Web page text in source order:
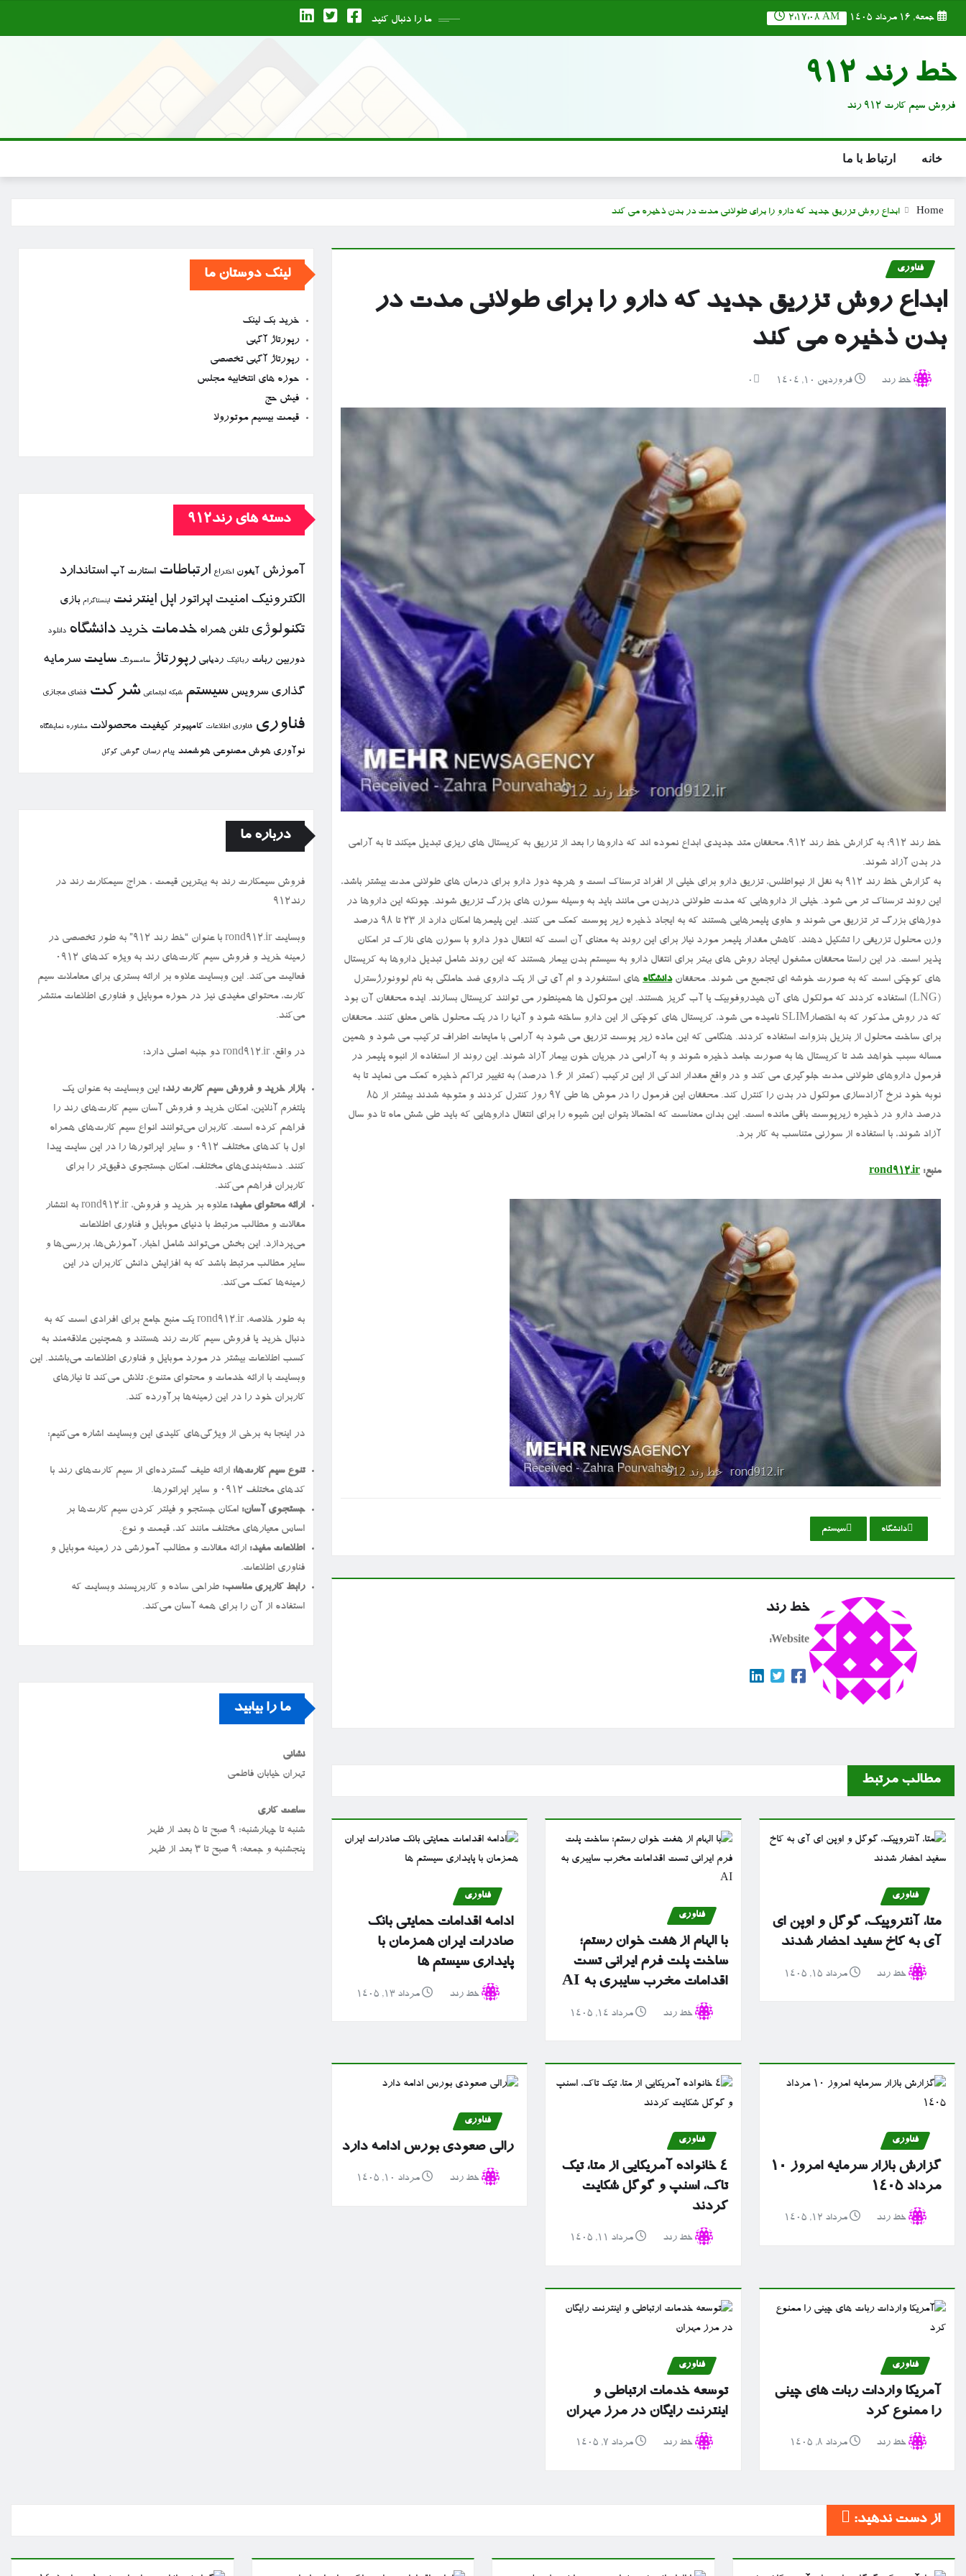
جمعه, ۱۶ مرداد ۱۴۰۵ 2:17:09 AM ما را دنبال کنید
خط رند 912
فروش سیم کارت 912 رند
خانه ارتباط با ما
Home ابداع روش تزریق جدید که دارو را برای طولانی مدت در بدن ذخیره می کند
فناوری
ابداع روش تزریق جدید که دارو را برای طولانی مدت در
بدن ذخیره می کند
خط رند فروردین ۱۰, ۱۴۰۴ 0
خط رند ۹۱۲: به گزارش خط رند ۹۱۲، محققان متد جدیدی ابداع نموده اند که داروها را بعد از تزریق به کریستال های ریزی تبدیل میکند تا به آرامی
در بدن آزاد شوند.
به گزارش خط رند ۹۱۲ به نقل از نیواطلس، تزریق دارو برای خیلی از افراد ترسناک است و هرچه دوز دارو برای درمان های طولانی مدت بیشتر باشد،
این روند ترسناک تر می شود. خیلی از داروهایی که مدت طولانی دربدن می مانند باید به وسیله سوزن های بزرگ تزریق شوند. چونکه این داروها در
دوزهای بزرگ تر تزریق می شوند و حاوی پلیمرهایی هستند که به ایجاد ذخیره زیر پوست کمک می کنند. این پلیمرها امکان دارد از ۲۳ تا ۹۸ درصد
وزن محلول تزریقی را تشکیل دهند. کاهش مقدار پلیمر مورد نیاز برای این روند به معنای آن است که انتقال دوز دارو با سوزن های نازک تر امکان
پذیر است. در این راستا محققان مشغول ایجاد روش های بهتر برای انتقال دارو به سیستم بدن بیمار هستند که این روند شامل تبدیل داروها به کریستال
های کوچکی است که به صورت خوشه ای تجمیع می شوند. محققاندانشگاه های استنفورد و ام آی تی از یک داروی ضد حاملگی به نام لوونورژسترل
(LNG) استفاده کردند که مولکول های آن هیدروفوبیک یا آب گریز هستند. این مولکول ها همینطور می توانند کریستال بسازند. ایده محققان آن بود
که در روش مذکور که به اختصارSLIM نامیده می شود، کریستال های کوچکی از این دارو ساخته شود و آنها را در یک محلول خاص معلق کنند. محققان
برای ساخت محلول از بنزیل بنزوات استفاده کردند. هنگامی که این ماده زیر پوست تزریق می شود به آرامی با مایعات اطراف ترکیب می شود و همین
مساله سبب خواهد شد تا کریستال ها به صورت جامد ذخیره شوند و به آرامی در جریان خون بیمار آزاد شوند. این روند از استفاده از انبوه پلیمر در
فرمول داروهای طولانی مدت جلوگیری می کند و در واقع مقدار اندکی از این ترکیب (کمتر از ۱.۶ درصد) به تغییر تراکم ذخیره کمک می نماید تا به
نوبه خود نرخ آزادسازی مولکول در بدن را کنترل کند. محققان این فرمول را در موش ها طی ۹۷ روز کنترل کردند و متوجه شدند بیشتر از ۸۵
درصد دارو در ذخیره زیرپوست باقی مانده است. این بدان معناست که احتمالا بتوان این شیوه را برای انتقال داروهایی که باید طی شش ماه تا دو سال
آزاد شوند، با استفاده از سوزنی متناسب به کار برد.
منبع: rond912.ir
دانشگاه سیستم
خط رند
Website:
مطالب مرتبط
فناوری
متا، آنتروپیک، گوگل و اوپن ای
آی به کاخ سفید احضار شدند
خط رند مرداد ۱۵, ۱۴۰۵
فناوری
با الهام از هفت خوان رستم؛
ساخت پلت فرم ایرانی تست
اقدامات مخرب سایبری به AI
خط رند مرداد ۱۴, ۱۴۰۵
فناوری
ادامه اقدامات حمایتی بانک
صادرات ایران همزمان با
پایداری سیستم ها
خط رند مرداد ۱۳, ۱۴۰۵
فناوری
گزارش بازار سرمایه امروز ۱۰
مرداد ۱۴۰۵
خط رند مرداد ۱۲, ۱۴۰۵
فناوری
۴ خانواده آمریکایی از متا، تیک
تاک، اسنپ و گوگل شکایت
کردند
خط رند مرداد ۱۱, ۱۴۰۵
فناوری
رالی صعودی بورس ادامه دارد
خط رند مرداد ۱۰, ۱۴۰۵
فناوری
آمریکا واردات ربات های چینی
را ممنوع کرد
خط رند مرداد ۸, ۱۴۰۵
فناوری
توسعه خدمات ارتباطی و
اینترنت رایگان در مرز مهران
خط رند مرداد ۷, ۱۴۰۵
لینک دوستان ما
خرید بک لینک
رپورتاژ آگهی
رپورتاژ آگهی تخصصی
حوزه های انتخابیه مجلس
فیش حج
قیمت بیسیم موتورولا
دسته های رند912
آموزش آیفون اختراع ارتباطات استارت آپ استاندارد
الكترونیك امنیت اپراتور اپل اینترنت اینستاگرام بازی
تكنولوژی تلفن همراه خدمات خرید دانشگاه دانلود
دوربین ربات رباتیك ردیابی رپورتاژ سامسونگ سایت سرمایه
گذاری سرویس سیستم شبكه اجتماعی شركت فضای مجازی
فناوری فناوری اطلاعات كامپیوتر كیفیت محصولات مشاوره نمایشگاه
نوآوری هوش مصنوعی هوشمند پیام رسان گوشی گوگل
درباره ما
فروش سیمكارت رند به بهترین قیمت ، حراج سیمكارت رند در
رند912
وبسایت rond912.ir با عنوان “خط رند ۹۱۲” به طور تخصصی در
زمینه خرید و فروش سیم کارت‌های رند به ویژه کدهای ۰۹۱۲
فعالیت می‌کند. این وبسایت علاوه بر ارائه بستری برای معاملات سیم
کارت، محتوای مفیدی نیز در حوزه موبایل و فناوری اطلاعات منتشر
می‌کند.
در واقع، rond912.ir دو جنبه اصلی دارد:
بازار خرید و فروش سیم کارت رند: این وبسایت به عنوان یک
پلتفرم آنلاین، امکان خرید و فروش آسان سیم کارت‌های رند را
فراهم کرده است. کاربران می‌توانند انواع سیم کارت‌های همراه
اول با کدهای مختلف ۰۹۱۲ و سایر اپراتورها را در این سایت پیدا
کنند. دسته‌بندی‌های مختلف، امکان جستجوی دقیق‌تر را برای
کاربران فراهم می‌کند.
ارائه محتوای مفید:
علاوه بر خرید و فروش، rond912.ir به انتشار
مقالات و مطالب مرتبط با دنیای موبایل و فناوری اطلاعات
می‌پردازد. این بخش می‌تواند شامل اخبار، آموزش‌ها، بررسی‌ها و
سایر مطالب مرتبط باشد که به افزایش دانش کاربران در این
زمینه‌ها کمک می‌کند.
به طور خلاصه، rond912.ir یک منبع جامع برای افرادی است که به
دنبال خرید یا فروش سیم کارت رند هستند و همچنین علاقه‌مند به
کسب اطلاعات بیشتر در مورد موبایل و فناوری اطلاعات می‌باشند. این
وبسایت با ارائه خدمات و محتوای متنوع، تلاش می‌کند تا نیازهای
کاربران خود را در این زمینه‌ها برآورده کند.
در اینجا به برخی از ویژگی‌های کلیدی این وبسایت اشاره می‌کنیم:
تنوع سیم کارت‌ها: ارائه طیف گسترده‌ای از سیم کارت‌های رند با
کدهای مختلف ۰۹۱۲ و سایر اپراتورها.
جستجوی آسان: امکان جستجو و فیلتر کردن سیم کارت‌ها بر
اساس معیارهای مختلف مانند کد، قیمت و نوع.
اطلاعات مفید: ارائه مقالات و مطالب آموزشی در زمینه موبایل و
فناوری اطلاعات.
رابط کاربری مناسب: طراحی ساده و کاربرپسند وبسایت که
استفاده از آن را برای همه آسان می‌کند.
ما را بیابید
نشانی
تهران خیابان فاطمی
ساعت کاری
شنبه تا چهارشنبه: ۹ صبح تا ۵ بعد از ظهر
پنجشنبه و جمعه: ۹ صبح تا ۳ بعد از ظهر
از دست ندهید: